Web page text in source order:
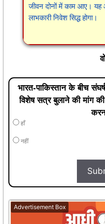
जीवन दोनों में काम आए। यह
लाभकारी निवेश सिद्ध होगा।
भारत-पाकिस्तान के बीच
विशेष सत्र बुलाने की मांग
हाँ
नहीं
Advertisement Box